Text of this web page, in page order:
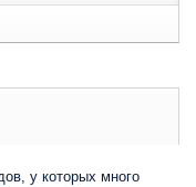
у которых много